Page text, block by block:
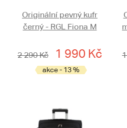
Originální pevný kufr
černý - RGL Fiona M
2 290 Kč 1 990 Kč
akce - 13 %